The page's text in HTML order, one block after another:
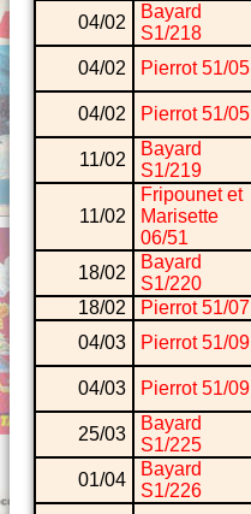
04/02
Bayard
S1/218
04/02 Pierrot 51/05
04/02 Pierrot 51/05
11/02
Bayard
S1/219
11/02
Fripounet et
Marisette
06/51
18/02
Bayard
S1/220
18/02
Pierrot 51/07
04/03
Pierrot 51/09
04/03 Pierrot 51/09
25/03
Bayard
S1/225
01/04
Bayard
S1/226